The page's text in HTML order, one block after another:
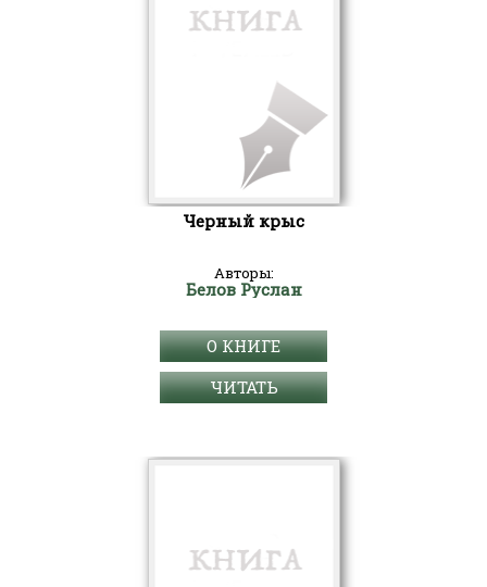
Черный крыс
Авторы:
Белов Руслан
О КНИГЕ
ЧИТАТЬ